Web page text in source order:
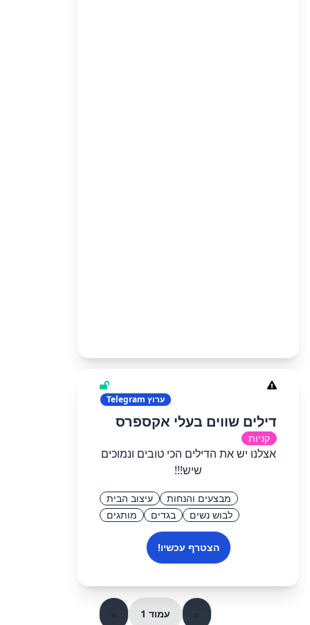
ערוץ
דילים שווים בעלי אקספרס
קניות
אצלנו יש את הדילים הכי טובים ונמוכים
שיש!!!
מבצעים והנחות
עיצוב הבית
לבוש נשים
בגדים מותגים
הצטרף עכשיו!
עמוד 1